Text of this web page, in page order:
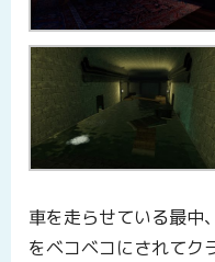
車を走らせている最中
をベコベコにされてク